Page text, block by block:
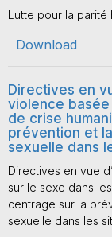
Lutte pour la parité
Download
Directives en
violence
de crise
prévention et
sexuelle dans
Directives en vue
sur le sexe dans
centrage sur la
sexuelle dans les